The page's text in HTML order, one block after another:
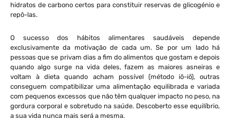
hidratos de carbono certos para constituir reservas de glicogénio e
repô-las.
O sucesso dos hábitos alimentares saudáveis depende
exclusivamente da motivação de cada um. Se por um lado há
pessoas que se privam dias a fim do alimentos que gostam e depois
quando algo surge na vida deles, fazem as maiores asneiras e
voltam à dieta quando acham possível (método iô-iô), outras
conseguem compatibilizar uma alimentação equilibrada e variada
com pequenos excessos que não têm qualquer impacto no peso, na
gordura corporal e sobretudo na saúde. Descoberto esse equilíbrio,
a sua vida nunca mais será a mesma.